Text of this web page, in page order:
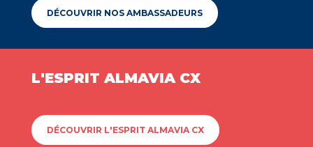
DÉCOUVRIR NOS AMBASSADEURS
L'ESPRIT ALMAVIA CX
DÉCOUVRIR L'ESPRIT ALMAVIA CX